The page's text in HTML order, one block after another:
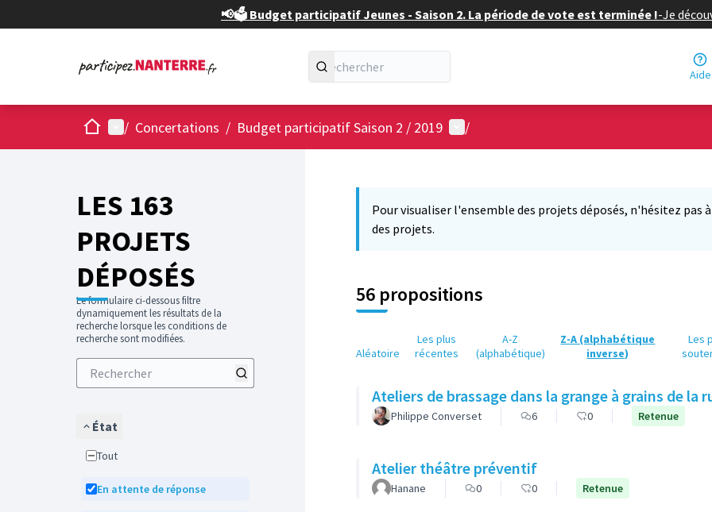
📢🗳️ Budget participatif Jeunes - Saison 2. La période de vote est terminée !-Je
Aide
AccueilMenu principal
/ Concertations / Budget participatif Saison 2 / 2019 Menu utilisateur
/
LES 163
PROJETS
DÉPOSÉS
Le formulaire ci-dessous filtre
dynamiquement les résultats de la
recherche lorsque les conditions de
recherche sont modifiées.
État
Tout
En attente de réponse
Pour visualiser l'ensemble des projets déposés, n'hésitez
des projets.
56 propositions
Aléatoire
Les plus
récentes
A-Z
(alphabétique)
Z-A (alphabétique
inverse)
Les
Ateliers de brassage dans la grange à grains de la
Philippe Converset 6 0 Retenue
Atelier théâtre préventif
Hanane 0 0 Retenue